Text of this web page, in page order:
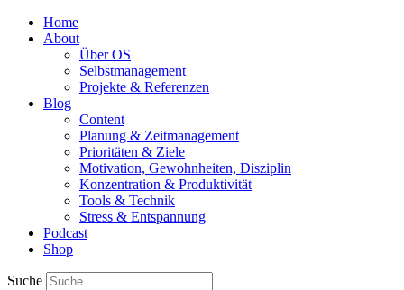
Home
About
Über OS
Selbstmanagement
Projekte & Referenzen
Blog
Content
Planung & Zeitmanagement
Prioritäten & Ziele
Motivation, Gewohnheiten, Disziplin
Konzentration & Produktivität
Tools & Technik
Stress & Entspannung
Podcast
Shop
Suche